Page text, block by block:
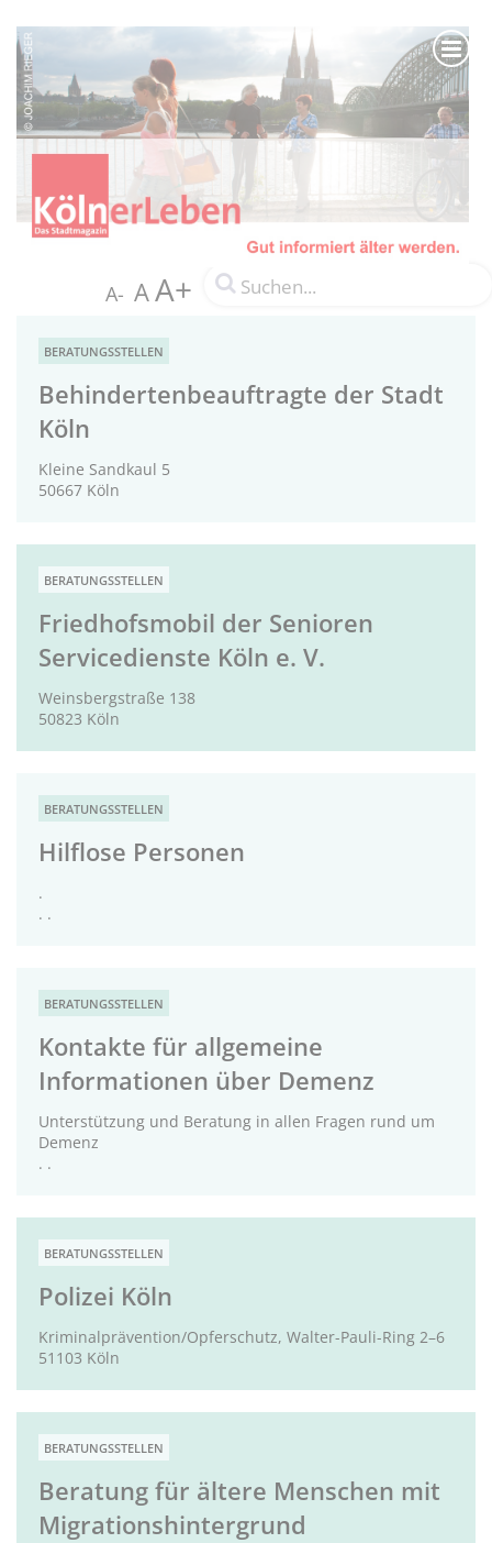
A- AA+
BERATUNGSSTELLEN
Behindertenbeauftragte der Stadt
Köln
Kleine Sandkaul 5
50667 Köln
BERATUNGSSTELLEN
Friedhofsmobil der Senioren
Servicedienste Köln e. V.
Weinsbergstraße 138
50823 Köln
BERATUNGSSTELLEN
Hilflose Personen
.
. .
BERATUNGSSTELLEN
Kontakte für allgemeine
Informationen über Demenz
Unterstützung und Beratung in allen Fragen rund um
Demenz
. .
BERATUNGSSTELLEN
Polizei Köln
Kriminalprävention/Opferschutz, Walter-Pauli-Ring 2–6
51103 Köln
BERATUNGSSTELLEN
Beratung für ältere Menschen mit
Migrationshintergrund